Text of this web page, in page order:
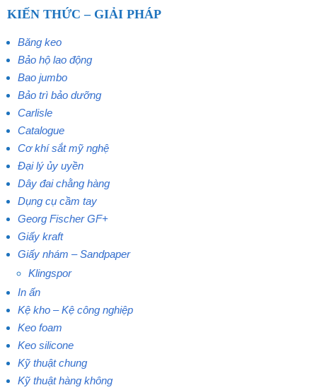
KIẾN THỨC – GIẢI PHÁP
Băng keo
Bảo hộ lao động
Bao jumbo
Bảo trì bảo dưỡng
Carlisle
Catalogue
Cơ khí sắt mỹ nghệ
Đại lý ủy uyền
Dây đai chằng hàng
Dụng cụ cầm tay
Georg Fischer GF+
Giấy kraft
Giấy nhám – Sandpaper
Klingspor
In ấn
Kệ kho – Kệ công nghiệp
Keo foam
Keo silicone
Kỹ thuật chung
Kỹ thuật hàng không